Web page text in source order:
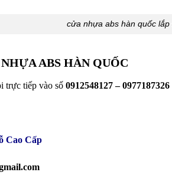
cửa nhựa abs hàn quốc
ABS HÀN QUỐC
trực tiếp vào số 0912548127 –
Cao Cấp